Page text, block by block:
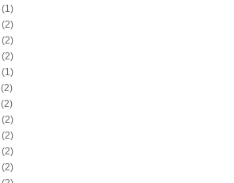
(1)
(2)
(2)
(2)
(1)
(2)
(2)
(2)
(2)
(2)
(2)